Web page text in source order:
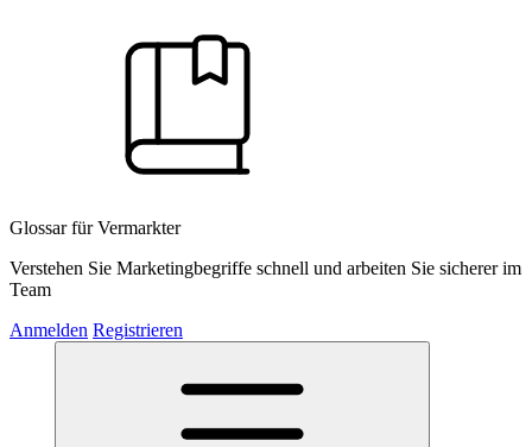
Glossar für Vermarkter
Verstehen Sie Marketingbegriffe schnell und arbeiten Sie sicherer im
Team
Anmelden Registrieren